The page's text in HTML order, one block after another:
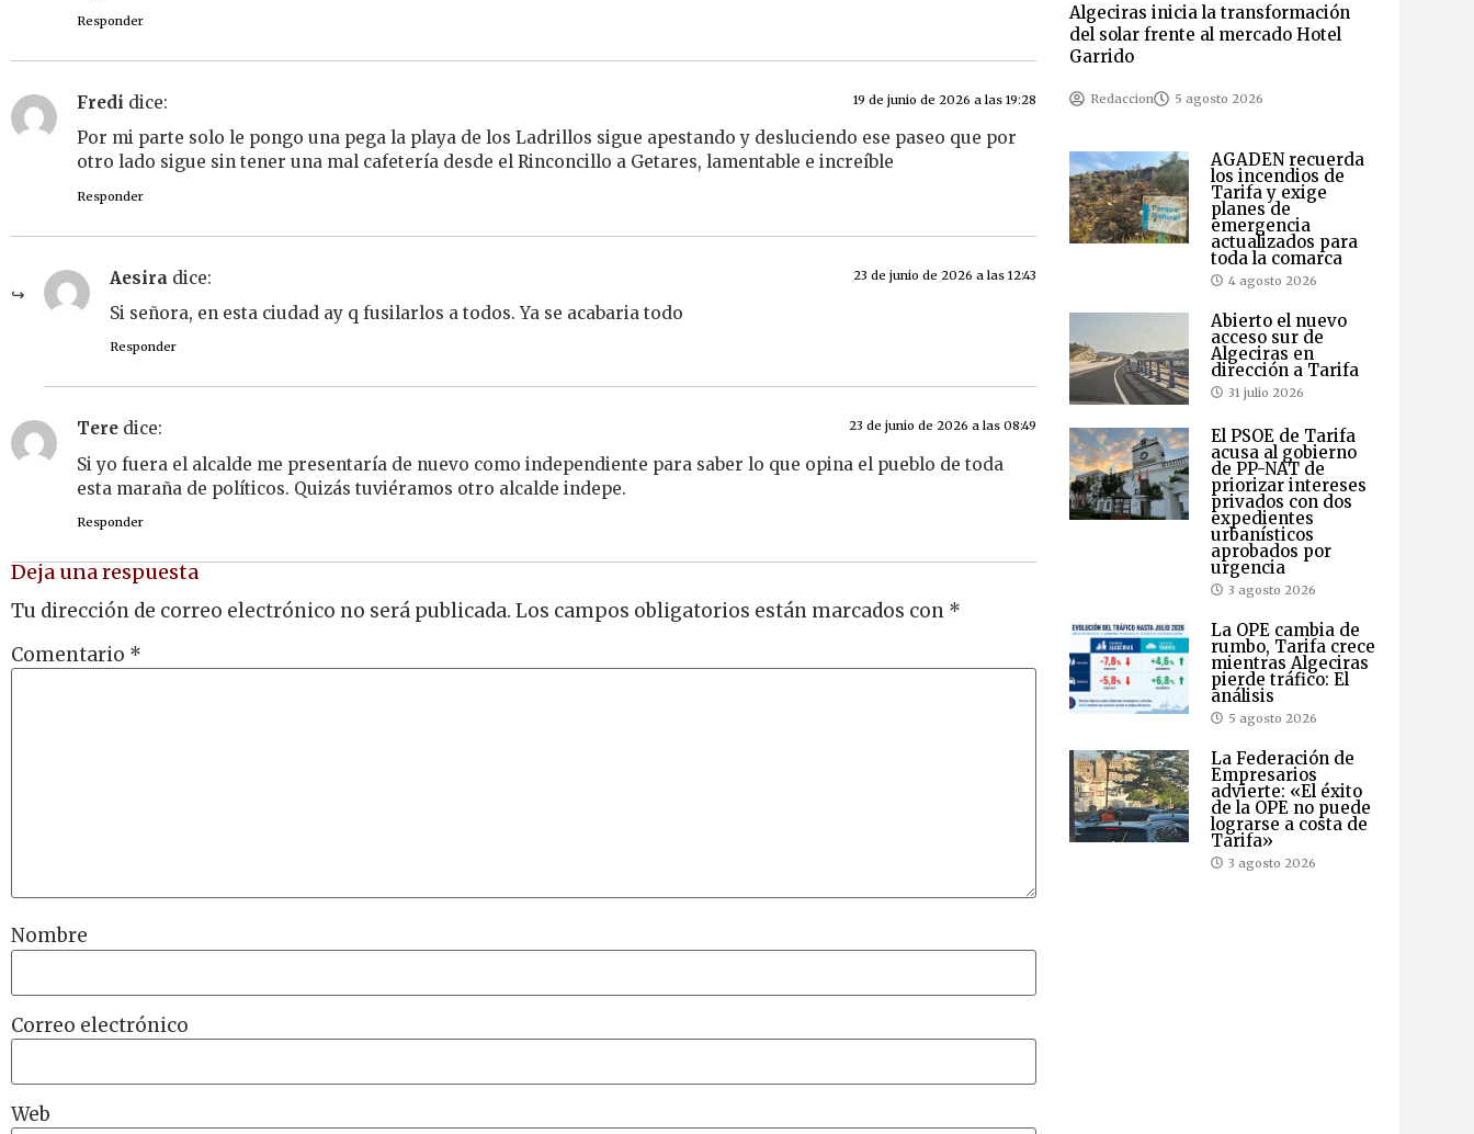
Responder
Fredi dice: 19 de junio de 2026 a las 19:28
Por mi parte solo le pongo una pega la playa de los Ladrillos sigue apestando y desluciendo ese paseo que por
otro lado sigue sin tener una mal cafetería desde el Rinconcillo a Getares, lamentable e increíble
Responder
Aesira dice: 23 de junio de 2026 a las 12:43
Si señora, en esta ciudad ay q fusilarlos a todos. Ya se acabaria todo
Responder
Tere dice: 23 de junio de 2026 a las 08:49
Si yo fuera el alcalde me presentaría de nuevo como independiente para saber lo que opina el pueblo de toda
esta maraña de políticos. Quizás tuviéramos otro alcalde indepe.
Responder
Deja una respuesta
Tu dirección de correo electrónico no será publicada. Los campos obligatorios están marcados con *
Comentario *
Nombre
Correo electrónico
Web
Algeciras inicia la transformación
del solar frente al mercado Hotel
Garrido
Redaccion 5 agosto 2026
AGADEN recuerda
los incendios de
Tarifa y exige
planes de
emergencia
actualizados para
toda la comarca
4 agosto 2026
Abierto el nuevo
acceso sur de
Algeciras en
dirección a Tarifa
31 julio 2026
El PSOE de Tarifa
acusa al gobierno
de PP-NAT de
priorizar intereses
privados con dos
expedientes
urbanísticos
aprobados por
urgencia
3 agosto 2026
La OPE cambia de
rumbo, Tarifa crece
mientras Algeciras
pierde tráfico: El
análisis
5 agosto 2026
La Federación de
Empresarios
advierte: «El éxito
de la OPE no puede
lograrse a costa de
Tarifa»
3 agosto 2026